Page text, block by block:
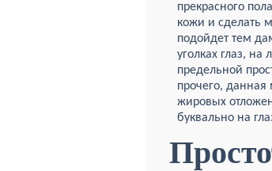
прекрасного
кожи и сделать
подойдет тем
уголках глаз,
предельной
прочего,
жировых
буквально на